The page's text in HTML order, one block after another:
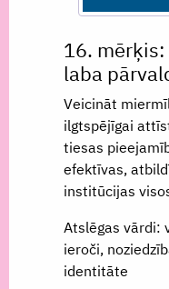
16.
laba
Veicināt
ilgtspējīgai
tiesas
efektīvas,
institūcijas
Atslēgas vārdi:
ieroči,
identitāte